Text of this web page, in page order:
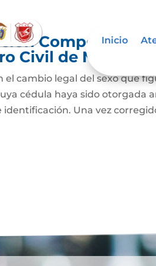
Inicio
Componente
Civil de
el cambio legal del sexo que
cédula haya sido otorgada
identificación. Una vez